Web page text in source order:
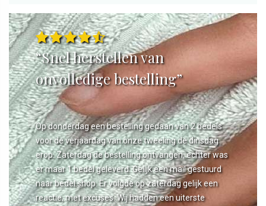
“Snel herstellen van
onvolledige bestelling”
Op donderdag een bestelling gedaan van 2 bedels
voor de verjaardag van onze tweeling de dinsdag
erop. Zaterdag de bestelling ontvangen, echter was
er maar 1 bedel geleverd. Gelijk een mail gestuurd
naar bedel.shop. Er volgde op zaterdag gelijk een
reactie, met excuses. Wij hadden een uiterste